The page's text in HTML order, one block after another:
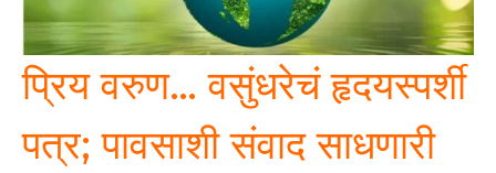
प्रिय वरुण… वसुंधरेचं हृदयस्पर्शी
पत्र; पावसाशी संवाद साधणारी